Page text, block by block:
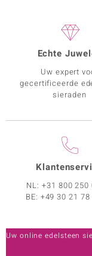
Echte
Uw expert
gecertificeerde
sieraden
NL:+31 800 250
BE: +49 30 21 78
Uw online edelsteen